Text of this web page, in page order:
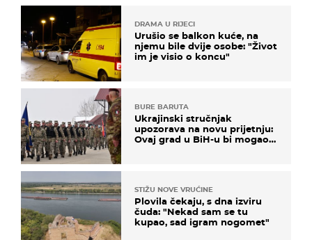
DRAMA U RIJECI
Urušio se balkon kuće, na
njemu bile dvije osobe: "Život
im je visio o koncu"
BURE BARUTA
Ukrajinski stručnjak
upozorava na novu prijetnju:
Ovaj grad u BiH-u bi mogao
STIŽU NOVE VRUĆINE
Plovila čekaju, s dna izviru
čuda: "Nekad sam se tu
kupao, sad igram nogomet"